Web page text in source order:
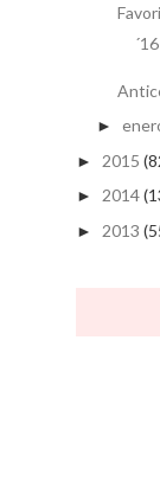
´16
►
► 2015
► 2014
► 2013